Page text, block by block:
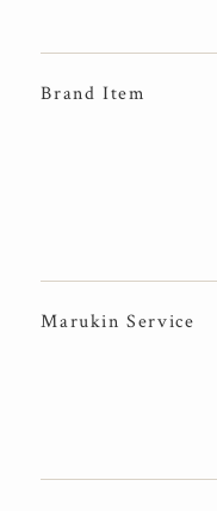
Brand Item
Marukin Service